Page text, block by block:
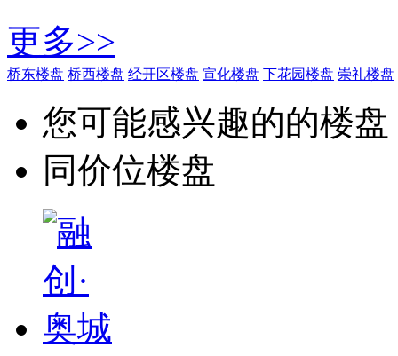
更多>>
桥东楼盘 桥西楼盘 经开区楼盘 宣化楼盘 下花园楼盘 崇礼楼盘
您可能感兴趣的的楼盘
同价位楼盘